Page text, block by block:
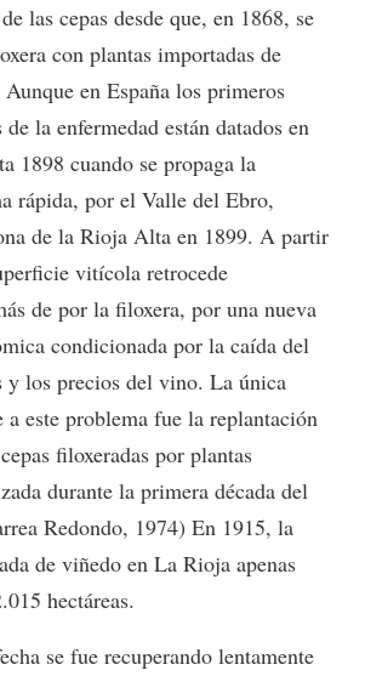
las cepas desde que, en 1868, se
con plantas importadas de
en España los primeros
la enfermedad están datados en
1898 cuando se propaga la
rápida, por el Valle del Ebro,
de la Rioja Alta en 1899. A partir
vitícola retrocede
de por la filoxera, por una nueva
condicionada por la caída del
y los precios del vino. La única
este problema fue la replantación
filoxeradas por plantas
durante la primera década del
Redondo, 1974) En 1915, la
de viñedo en La Rioja apenas
hectáreas.
se fue recuperando lentamente